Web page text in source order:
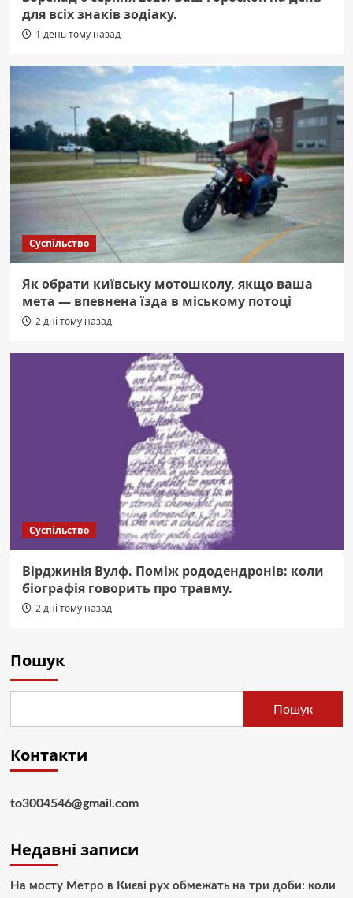
для всіх знаків зодіаку.
1 день тому назад
Суспільство
Як обрати київську мотошколу, якщо ваша
мета — впевнена їзда в міському потоці
2 дні тому назад
Суспільство
Вірджинія Вулф. Поміж рододендронів: коли
біографія говорить про травму.
2 дні тому назад
Пошук
Пошук
Контакти
to3004546@gmail.com
Недавні записи
На мосту Метро в Києві рух обмежать на три доби: коли